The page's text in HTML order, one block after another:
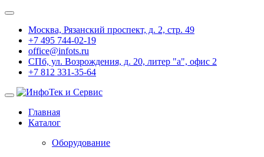
Москва, Рязанский проспект, д. 2, стр. 49
+7 495 744-02-19
office@infots.ru
СПб, ул. Возрождения, д. 20, литер "a", офис 2
+7 812 331-35-64
Главная
Каталог
Оборудование